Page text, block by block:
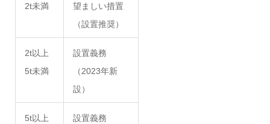
2t未満
望ましい措置
（設置推奨）
2t以上
5t未満
設置義務
（2023年新
設）
5t以上 設置義務